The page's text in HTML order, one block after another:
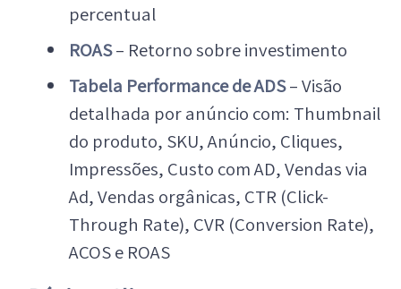
percentual
ROAS– Retorno sobre investimento
Tabela Performance de ADS– Visão
detalhada por anúncio com: Thumbnail
do produto, SKU, Anúncio, Cliques,
Impressões, Custo com AD, Vendas via
Ad, Vendas orgânicas, CTR (Click-
Through Rate), CVR (Conversion Rate),
ACOS e ROAS